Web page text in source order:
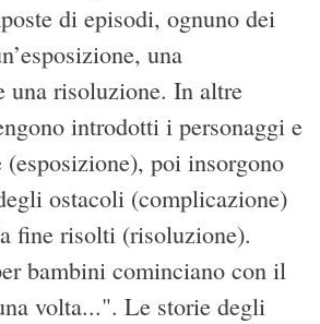
di episodi, ognuno dei
una
una risoluzione. In altre
introdotti i personaggi e
(esposizione), poi insorgono
ostacoli (complicazione)
fine risolti (risoluzione).
bambini cominciano con il
volta...". Le storie degli